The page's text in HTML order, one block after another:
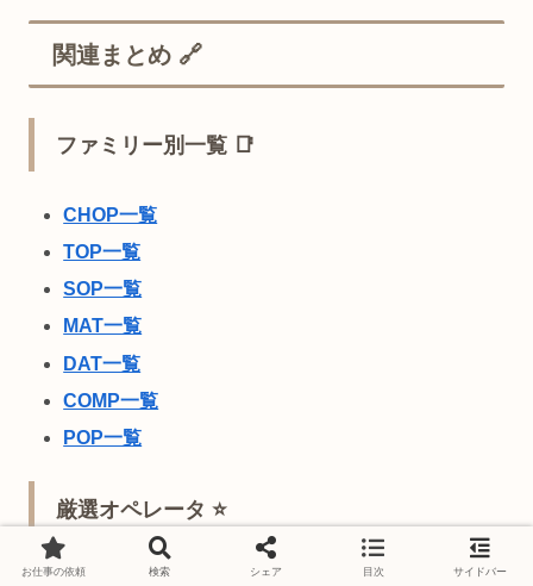
関連まとめ 🔗
ファミリー別一覧 📑
CHOP一覧
TOP一覧
SOP一覧
MAT一覧
DAT一覧
COMP一覧
POP一覧
厳選オペレータ ⭐
初心者必見！必須オペレータまとめ
お仕事の依頼 検索 シェア 目次 サイドバー